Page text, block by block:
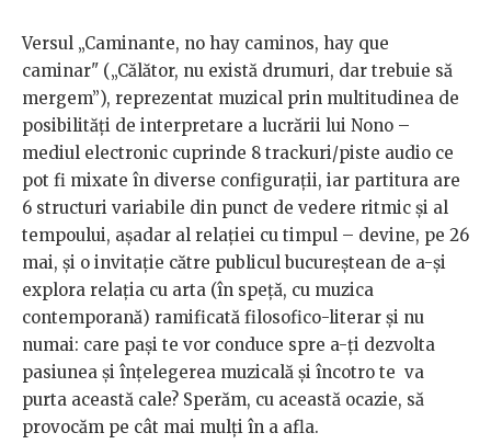
Versul „Caminante, no hay caminos, hay que
caminar" („Călător, nu există drumuri, dar trebuie să
mergem”), reprezentat muzical prin multitudinea de
posibilități de interpretare a lucrării lui Nono –
mediul electronic cuprinde 8 trackuri/piste audio ce
pot fi mixate în diverse configurații, iar partitura are
6 structuri variabile din punct de vedere ritmic și al
tempoului, așadar al relației cu timpul – devine, pe 26
mai, şi o invitaţie către publicul bucureştean de a-şi
explora relaţia cu arta (în speţă, cu muzica
contemporană) ramificată filosofico-literar şi nu
numai: care paşi te vor conduce spre a-ți dezvolta
pasiunea şi înţelegerea muzicală şi încotro te va
purta această cale? Sperăm, cu această ocazie, să
provocăm pe cât mai mulţi în a afla.